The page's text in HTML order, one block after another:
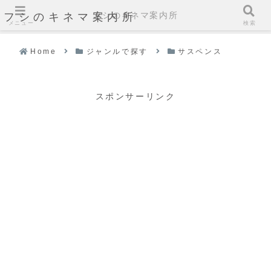
フシのキネマ案内所
Home ジャンルで探す サスペンス
スポンサーリンク
メニュー
フシのキネマ案内所
検索